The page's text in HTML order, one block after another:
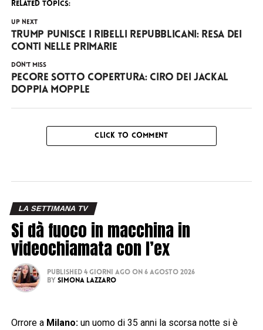
RELATED TOPICS:
UP NEXT
Trump punisce i ribelli repubblicani: resa dei
conti nelle primarie
DON'T MISS
Pecore sotto copertura: Ciro dei Jackal
doppia Mopple
CLICK TO COMMENT
LA SETTIMANA TV
Si dà fuoco in macchina in
videochiamata con l’ex
Published 4 giorni ago on 6 Agosto 2026
By Simona Lazzaro
Orrore a Milano:un uomo di 35 anni la scorsa notte si è